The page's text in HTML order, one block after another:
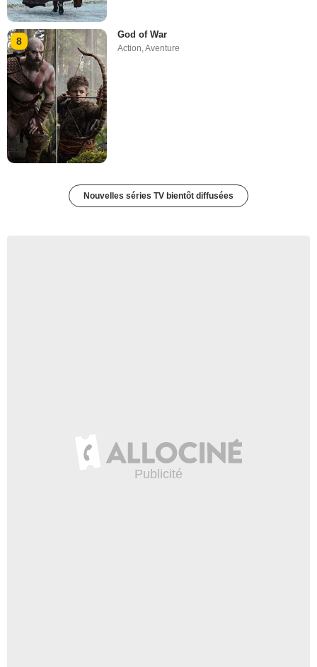
8
God of War
Action,Aventure
Nouvelles séries TV bientôt diffusées